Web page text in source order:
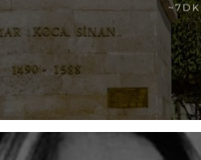
~7DK